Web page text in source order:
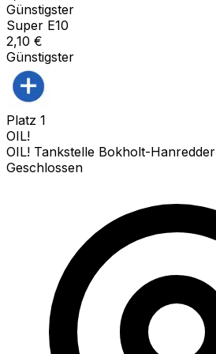
Günstigster
Super E10
2,10 €
Günstigster
Platz 1
OIL!
OIL! Tankstelle Bokholt-Hanredder
Geschlossen